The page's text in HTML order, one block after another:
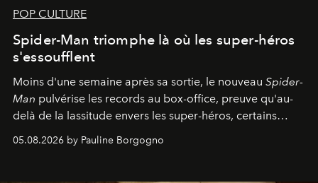
POP CULTURE
Spider-Man triomphe là où les super-héros
s'essoufflent
Moins d'une semaine après sa sortie, le nouveau Spider-
Man pulvérise les records au box-office, preuve qu'au-
delà de la lassitude envers les super-héros, certains
05.08.2026 by Pauline Borgogno